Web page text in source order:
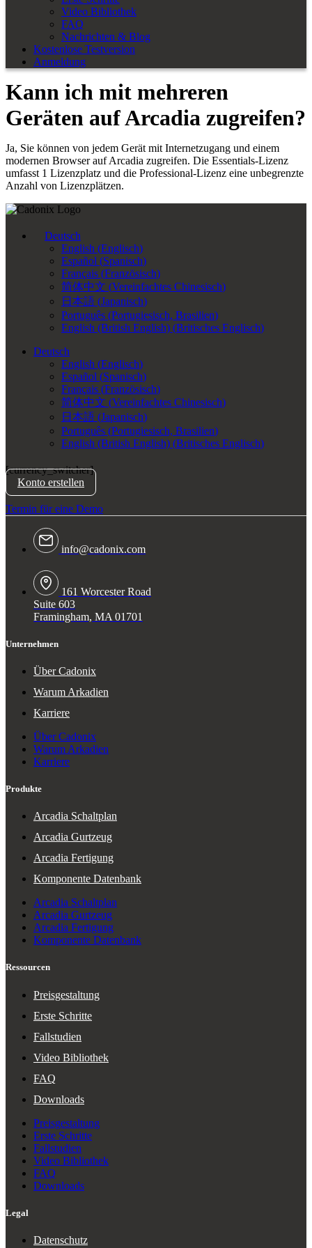
Video Bibliothek
FAQ
Nachrichten & Blog
Kostenlose Testversion
Anmeldung
Kann ich mit mehreren
Geräten auf Arcadia zugreifen?
Ja, Sie können von jedem Gerät mit Internetzugang und einem
modernen Browser auf Arcadia zugreifen. Die Essentials-Lizenz
umfasst 1 Lizenzplatz und die Professional-Lizenz eine unbegrenzte
Anzahl von Lizenzplätzen.
Deutsch
English (Englisch)
Español (Spanisch)
Français (Französisch)
简体中文 (Vereinfachtes Chinesisch)
日本語 (Japanisch)
Português (Portugiesisch, Brasilien)
English (British English) (Britisches Englisch)
Deutsch
English (Englisch)
Español (Spanisch)
Français (Französisch)
简体中文 (Vereinfachtes Chinesisch)
日本語 (Japanisch)
Português (Portugiesisch, Brasilien)
English (British English) (Britisches Englisch)
[currency_switcher]
Konto erstellen
Termin für eine Demo
info@cadonix.com
161 Worcester Road
Suite 603
Framingham, MA 01701
Unternehmen
Über Cadonix
Warum Arkadien
Karriere
Über Cadonix
Warum Arkadien
Karriere
Produkte
Arcadia Schaltplan
Arcadia Gurtzeug
Arcadia Fertigung
Komponente Datenbank
Arcadia Schaltplan
Arcadia Gurtzeug
Arcadia Fertigung
Komponente Datenbank
Ressourcen
Preisgestaltung
Erste Schritte
Fallstudien
Video Bibliothek
FAQ
Downloads
Preisgestaltung
Erste Schritte
Fallstudien
Video Bibliothek
FAQ
Downloads
Legal
Datenschutz